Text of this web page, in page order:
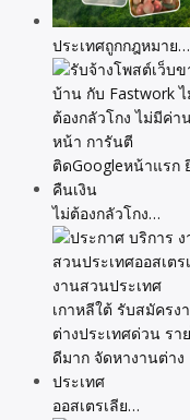
ประเทศถูกกฎหมาย…
ไม่ต้องกลัวโกง…
ออสเตรเลีย…